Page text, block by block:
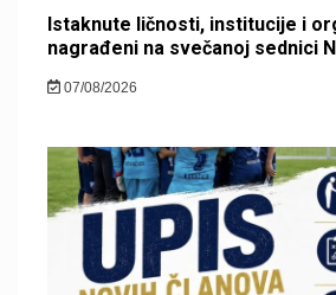
Istaknute ličnosti, institucije i
nagrađeni na svečanoj sednici
07/08/2026